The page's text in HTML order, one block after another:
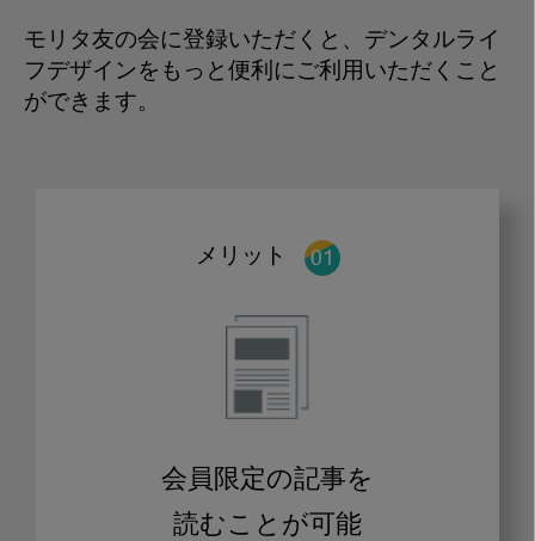
モリタ友の会に登録いただくと、デンタルライ
フデザインをもっと便利にご利用いただくこと
ができます。
メリット
会員限定の記事を
読むことが可能